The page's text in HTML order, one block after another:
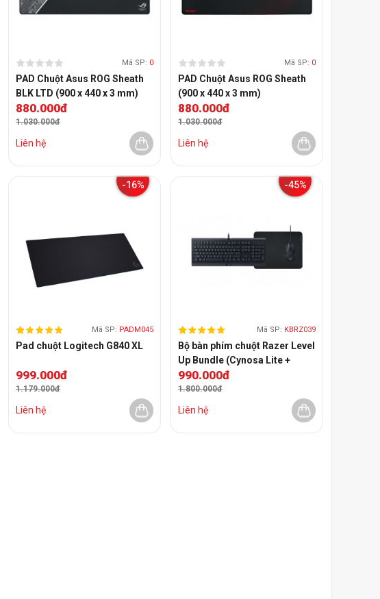
Mã SP: 0
PAD Chuột Asus ROG Sheath
BLK LTD (900 x 440 x 3 mm)
880.000đ
1.030.000đ
Liên hệ
Mã SP: 0
PAD Chuột Asus ROG Sheath
(900 x 440 x 3 mm)
880.000đ
1.030.000đ
Liên hệ
-16%
Mã SP: PADM045
Pad chuột Logitech G840 XL
999.000đ
1.179.000đ
Liên hệ
-45%
Mã SP: KBRZ039
Bộ bàn phím chuột Razer Level
Up Bundle (Cynosa Lite +
Viper Mini + Gigantus V2
Medium)
990.000đ
1.800.000đ
Liên hệ